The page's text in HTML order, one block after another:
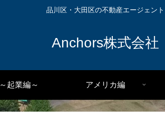
品川区・大田区の不動産エージェント
Anchors株式会社
～起業編～ アメリカ編